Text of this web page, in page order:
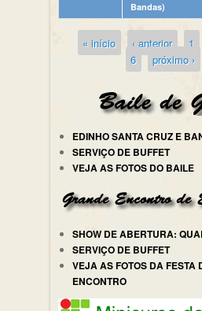
Bandas)
Páginas
« início ‹ anterior 1
6
próximo ›
EDINHO SANTA CRUZ E
SERVIÇO DE BUFFET
VEJA AS FOTOS DO BAILE
SHOW DE ABERTURA:
SERVIÇO DE BUFFET
VEJA AS FOTOS DA FESTA
ENCONTRO